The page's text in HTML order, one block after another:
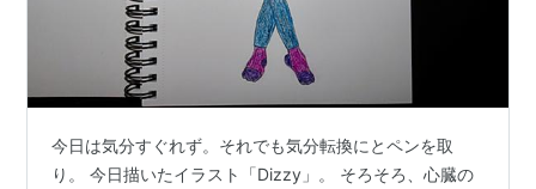
今日は気分すぐれず。それでも気分転換にとペンを取
り。 今日描いたイラスト「Dizzy」。 そろそろ、心臓の